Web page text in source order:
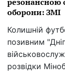
оборони: ЗМІ
Колишній
позивним
розвідки